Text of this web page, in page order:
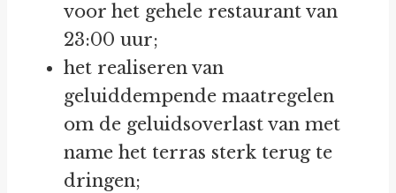
voor het gehele restaurant van
23:00 uur;
het realiseren van
geluiddempende maatregelen
om de geluidsoverlast van met
name het terras sterk terug te
dringen;